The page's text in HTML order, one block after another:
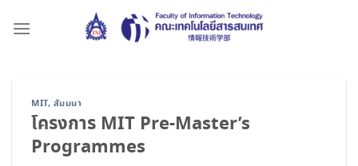
MIT, สัมมนา
โครงการ MIT Pre-Master’s
Programmes